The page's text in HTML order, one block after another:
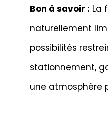
Bon à savoir : La
naturellement
possibilités
stationnement,
une atmosphère